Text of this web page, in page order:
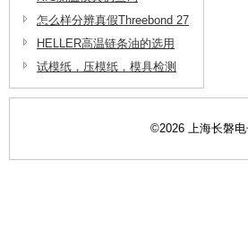
长磐电子
怎么样分辨真假Threebond 27
06三键脱脂剂
HELLER高温链条油的选用
试模纸，压模纸，模具检测
纸，模具检查纸在半导体模具
©2026 上海长磐